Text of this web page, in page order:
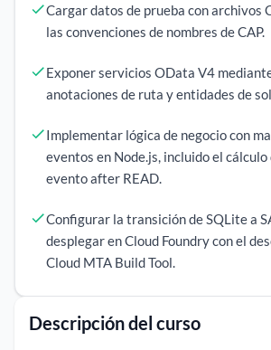
Cargar datos de prueba con archivos
las convenciones de nombres de CAP.
Exponer servicios OData V4
anotaciones de ruta y entidades de
Implementar lógica de negocio con
eventos en Node.js, incluido el cálculo
evento after READ.
Configurar la transición de SQLite a
desplegar en Cloud Foundry con el
Cloud MTA Build Tool.
Descripción del curso